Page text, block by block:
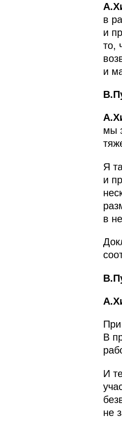
в
и
то,
и
мы
Я
и
в
В
И
не